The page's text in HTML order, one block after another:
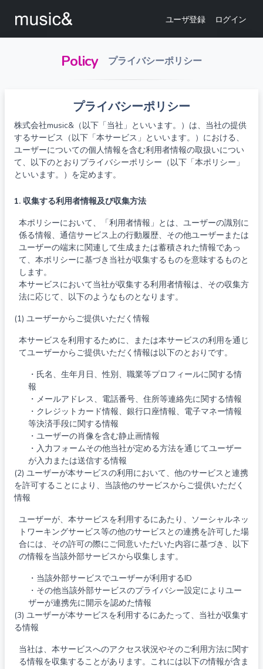
ユーザ登録 ログイン
Policy プライバシーポリシー
プライバシーポリシー
株式会社music&（以下「当社」といいます。）は、当社の提供
するサービス（以下「本サービス」といいます。）における、
ユーザーについての個人情報を含む利用者情報の取扱いについ
て、以下のとおりプライバシーポリシー（以下「本ポリシー」
といいます。）を定めます。
1. 収集する利用者情報及び収集方法
本ポリシーにおいて、「利用者情報」とは、ユーザーの識別に
係る情報、通信サービス上の行動履歴、その他ユーザーまたは
ユーザーの端末に関連して生成または蓄積された情報であっ
て、本ポリシーに基づき当社が収集するものを意味するものと
します。
本サービスにおいて当社が収集する利用者情報は、その収集方
法に応じて、以下のようなものとなります。
(1) ユーザーからご提供いただく情報
本サービスを利用するために、または本サービスの利用を通じ
てユーザーからご提供いただく情報は以下のとおりです。
・氏名、生年月日、性別、職業等プロフィールに関する情
報
・メールアドレス、電話番号、住所等連絡先に関する情報
・クレジットカード情報、銀行口座情報、電子マネー情報
等決済手段に関する情報
・ユーザーの肖像を含む静止画情報
・入力フォームその他当社が定める方法を通じてユーザー
が入力または送信する情報
(2) ユーザーが本サービスの利用において、他のサービスと連携
を許可することにより、当該他のサービスからご提供いただく
情報
ユーザーが、本サービスを利用するにあたり、ソーシャルネッ
トワーキングサービス等の他のサービスとの連携を許可した場
合には、その許可の際にご同意いただいた内容に基づき、以下
の情報を当該外部サービスから収集します。
・当該外部サービスでユーザーが利用するID
・その他当該外部サービスのプライバシー設定によりユー
ザーが連携先に開示を認めた情報
(3) ユーザーが本サービスを利用するにあたって、当社が収集す
る情報
当社は、本サービスへのアクセス状況やそのご利用方法に関す
る情報を収集することがあります。これには以下の情報が含ま